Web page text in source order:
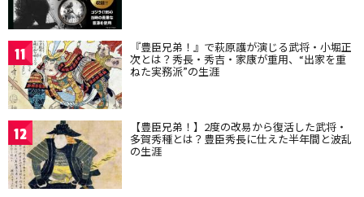
11 『豊臣兄弟！』で萩原護が演じる武将・小堀正
次とは？秀長・秀吉・家康が重用、“出家を重
ねた実務派”の生涯
12 【豊臣兄弟！】2度の改易から復活した武将・
多賀秀種とは？豊臣秀長に仕えた半年間と波乱
の生涯